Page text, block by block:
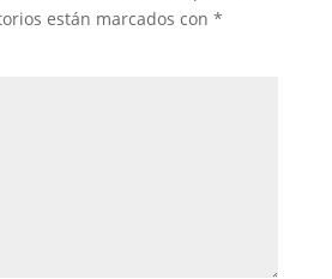
están marcados con *